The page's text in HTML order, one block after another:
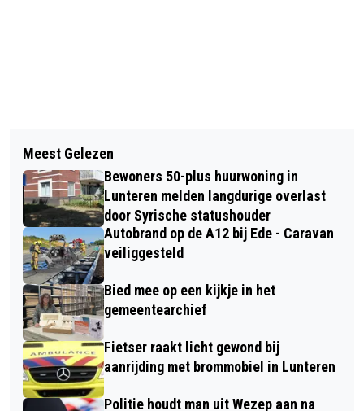
GROTE POLITIEACTIE NA MELDING
OVER MOGELIJK WAPEN, BLIJKT OM
EEN BALLETJESPISTOOL TE GAAN
BESTUURDER BEZORGSCOOTER
BETROKKEN BIJ ONGELUK IN
BARNEVELD
Meest Gelezen
Bewoners 50-plus huurwoning in
Lunteren melden langdurige overlast
door Syrische statushouder
Autobrand op de A12 bij Ede - Caravan
veiliggesteld
Bied mee op een kijkje in het
gemeentearchief
Fietser raakt licht gewond bij
aanrijding met brommobiel in Lunteren
Politie houdt man uit Wezep aan na